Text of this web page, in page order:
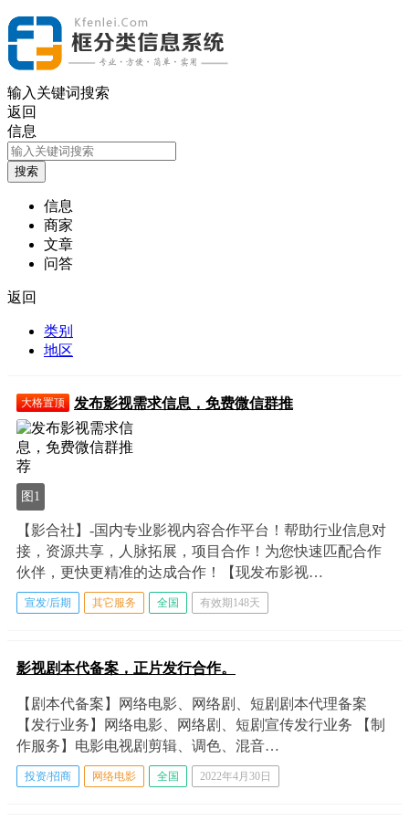
输入关键词搜索
返回
信息
信息
商家
文章
问答
返回
类别
地区
大格置顶 发布影视需求信息，免费微信群推
图1
【影合社】-国内专业影视内容合作平台！帮助行业信息对
接，资源共享，人脉拓展，项目合作！为您快速匹配合作
伙伴，更快更精准的达成合作！【现发布影视…
宣发/后期 其它服务 全国 有效期148天
影视剧本代备案，正片发行合作。
【剧本代备案】网络电影、网络剧、短剧剧本代理备案
【发行业务】网络电影、网络剧、短剧宣传发行业务 【制
作服务】电影电视剧剪辑、调色、混音…
投资/招商 网络电影 全国 2022年4月30日